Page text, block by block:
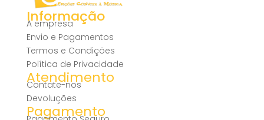
Informação
A empresa
Envio e Pagamentos
Termos e Condições
Política de Privacidade
Atendimento
Contate-nos
Devoluções
Pagamento